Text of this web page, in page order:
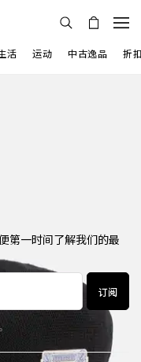
活 运动 中古逸品 折
第一时间了解我们的最
订阅
。